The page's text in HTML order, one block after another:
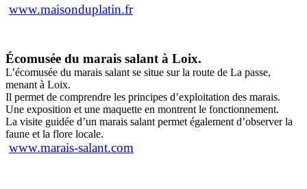
www.maisonduplatin.fr
Écomusée du marais salant à Loix.
L’écomusée du marais salant se situe sur la route de La passe,
menant à Loix.
Il permet de comprendre les principes d’exploitation des marais.
Une exposition et une maquette en montrent le fonctionnement.
La visite guidée d’un marais salant permet également d’observer la
faune et la flore locale.
www.marais-salant.com